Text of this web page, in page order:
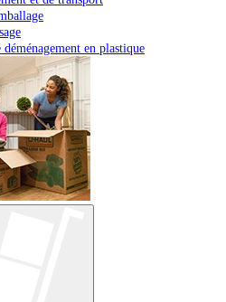
en plastique